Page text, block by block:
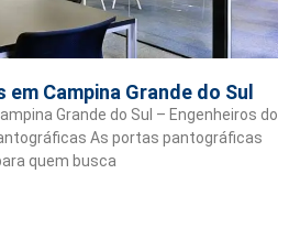
Campina Grande do Sul
Grande do Sul – Engenheiros do
As portas pantográficas
quem busca